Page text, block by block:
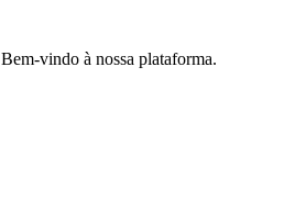
Bem-vindo à nossa plataforma.